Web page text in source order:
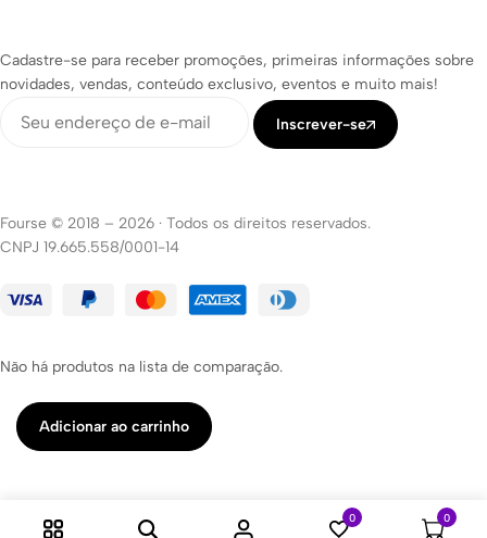
Cadastre-se para receber promoções, primeiras informações sobre
novidades, vendas, conteúdo exclusivo, eventos e muito mais!
Inscrever-se
Fourse © 2018 – 2026 · Todos os direitos reservados.
CNPJ 19.665.558/0001-14
0 0
Não há produtos na lista de comparação.
Adicionar ao carrinho